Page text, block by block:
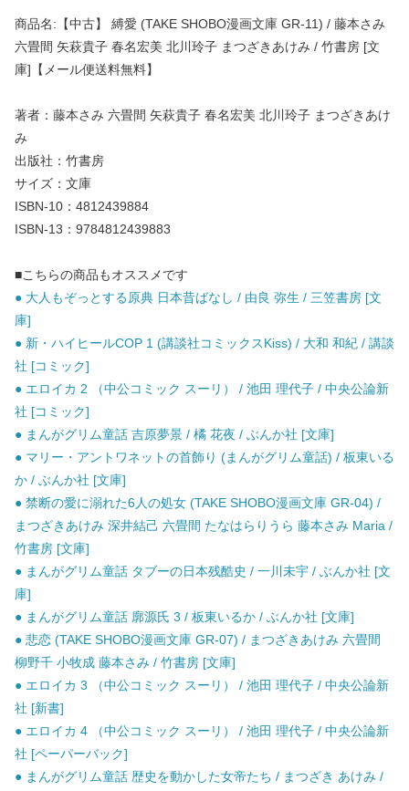
商品名:【中古】 縛愛 (TAKE SHOBO漫画文庫 GR-11) / 藤本さみ
六畳間 矢萩貴子 春名宏美 北川玲子 まつざきあけみ / 竹書房 [文
庫]【メール便送料無料】
著者：藤本さみ 六畳間 矢萩貴子 春名宏美 北川玲子 まつざきあけ
み
出版社：竹書房
サイズ：文庫
ISBN-10：4812439884
ISBN-13：9784812439883
■こちらの商品もオススメです
● 大人もぞっとする原典 日本昔ばなし / 由良 弥生 / 三笠書房 [文
庫]
● 新・ハイヒールCOP 1 (講談社コミックスKiss) / 大和 和紀 / 講談
社 [コミック]
● エロイカ 2 （中公コミック スーリ） / 池田 理代子 / 中央公論新
社 [コミック]
● まんがグリム童話 吉原夢景 / 橘 花夜 / ぶんか社 [文庫]
● マリー・アントワネットの首飾り (まんがグリム童話) / 板東いる
か / ぶんか社 [文庫]
● 禁断の愛に溺れた6人の処女 (TAKE SHOBO漫画文庫 GR-04) /
まつざきあけみ 深井結己 六畳間 たなはらりうら 藤本さみ Maria /
竹書房 [文庫]
● まんがグリム童話 タブーの日本残酷史 / 一川未宇 / ぶんか社 [文
庫]
● まんがグリム童話 廓源氏 3 / 板東いるか / ぶんか社 [文庫]
● 悲恋 (TAKE SHOBO漫画文庫 GR-07) / まつざきあけみ 六畳間
柳野千 小牧成 藤本さみ / 竹書房 [文庫]
● エロイカ 3 （中公コミック スーリ） / 池田 理代子 / 中央公論新
社 [新書]
● エロイカ 4 （中公コミック スーリ） / 池田 理代子 / 中央公論新
社 [ペーパーバック]
● まんがグリム童話 歴史を動かした女帝たち / まつざき あけみ /